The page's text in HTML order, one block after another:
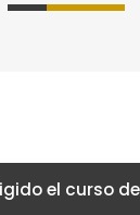
0 1 2 3 4 5 6
el curso